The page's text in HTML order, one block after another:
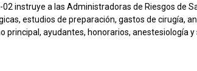
02 instruye a las Administradoras de Riesgos de
estudios de preparación, gastos de cirugía,
principal, ayudantes, honorarios, anestesiología